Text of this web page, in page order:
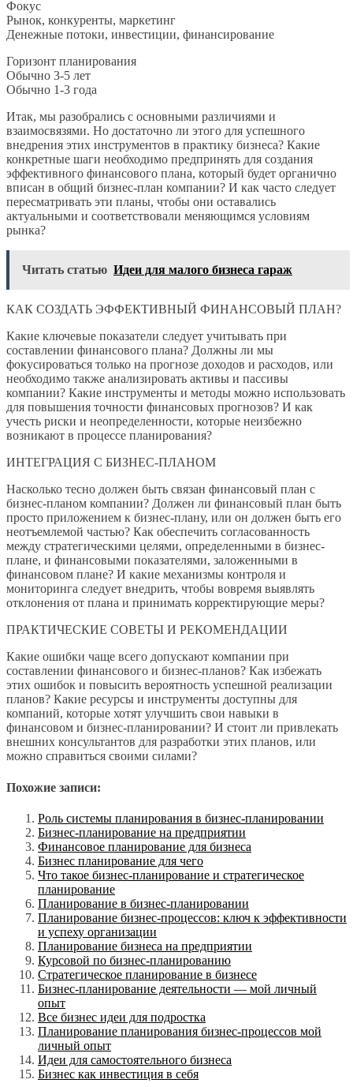
Фокус
Рынок, конкуренты, маркетинг
Денежные потоки, инвестиции, финансирование
Горизонт планирования
Обычно 3-5 лет
Обычно 1-3 года
Итак, мы разобрались с основными различиями и
взаимосвязями. Но достаточно ли этого для успешного
внедрения этих инструментов в практику бизнеса? Какие
конкретные шаги необходимо предпринять для создания
эффективного финансового плана, который будет органично
вписан в общий бизнес-план компании? И как часто следует
пересматривать эти планы, чтобы они оставались
актуальными и соответствовали меняющимся условиям
рынка?
Читать статью Идеи для малого бизнеса гараж
КАК СОЗДАТЬ ЭФФЕКТИВНЫЙ ФИНАНСОВЫЙ ПЛАН?
Какие ключевые показатели следует учитывать при
составлении финансового плана? Должны ли мы
фокусироваться только на прогнозе доходов и расходов, или
необходимо также анализировать активы и пассивы
компании? Какие инструменты и методы можно использовать
для повышения точности финансовых прогнозов? И как
учесть риски и неопределенности, которые неизбежно
возникают в процессе планирования?
ИНТЕГРАЦИЯ С БИЗНЕС-ПЛАНОМ
Насколько тесно должен быть связан финансовый план с
бизнес-планом компании? Должен ли финансовый план быть
просто приложением к бизнес-плану, или он должен быть его
неотъемлемой частью? Как обеспечить согласованность
между стратегическими целями, определенными в бизнес-
плане, и финансовыми показателями, заложенными в
финансовом плане? И какие механизмы контроля и
мониторинга следует внедрить, чтобы вовремя выявлять
отклонения от плана и принимать корректирующие меры?
ПРАКТИЧЕСКИЕ СОВЕТЫ И РЕКОМЕНДАЦИИ
Какие ошибки чаще всего допускают компании при
составлении финансового и бизнес-планов? Как избежать
этих ошибок и повысить вероятность успешной реализации
планов? Какие ресурсы и инструменты доступны для
компаний, которые хотят улучшить свои навыки в
финансовом и бизнес-планировании? И стоит ли привлекать
внешних консультантов для разработки этих планов, или
можно справиться своими силами?
Похожие записи:
Роль системы планирования в бизнес-планировании
Бизнес-планирование на предприятии
Финансовое планирование для бизнеса
Бизнес планирование для чего
Что такое бизнес-планирование и стратегическое
планирование
Планирование в бизнес-планировании
Планирование бизнес-процессов: ключ к эффективности
и успеху организации
Планирование бизнеса на предприятии
Курсовой по бизнес-планированию
Стратегическое планирование в бизнесе
Бизнес-планирование деятельности — мой личный
опыт
Все бизнес идеи для подростка
Планирование планирования бизнес-процессов мой
личный опыт
Идеи для самостоятельного бизнеса
Бизнес как инвестиция в себя